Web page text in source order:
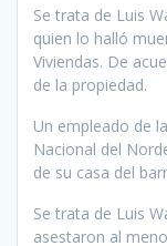
Se trata de Luis
quien lo halló
Viviendas. De
de la propiedad.
Un empleado de
Nacional del
de su casa del
Se trata de Luis
asestaron al